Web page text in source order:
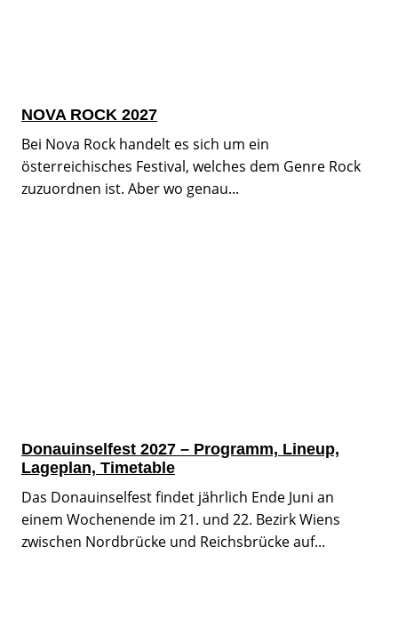
NOVA ROCK 2027
Bei Nova Rock handelt es sich um ein
österreichisches Festival, welches dem Genre Rock
zuzuordnen ist. Aber wo genau...
Donauinselfest 2027 – Programm, Lineup,
Lageplan, Timetable
Das Donauinselfest findet jährlich Ende Juni an
einem Wochenende im 21. und 22. Bezirk Wiens
zwischen Nordbrücke und Reichsbrücke auf...